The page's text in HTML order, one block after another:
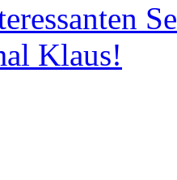
Klaus!